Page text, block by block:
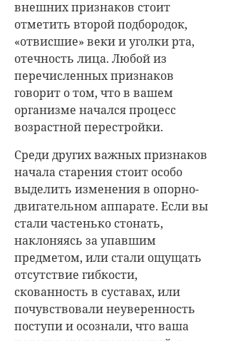
внешних признаков стоит
отметить второй подбородок,
«отвисшие» веки и уголки рта,
отечность лица. Любой из
перечисленных признаков
говорит о том, что в вашем
организме начался процесс
возрастной перестройки.
Среди других важных признаков
начала старения стоит особо
выделить изменения в опорно-
двигательном аппарате. Если вы
стали частенько стонать,
наклоняясь за упавшим
предметом, или стали ощущать
отсутствие гибкости,
скованность в суставах, или
почувствовали неуверенность
поступи и осознали, что ваша